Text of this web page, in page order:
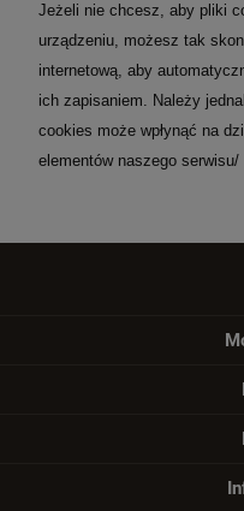
Jeżeli nie chcesz, aby pliki
urządzeniu, możesz tak
internetową, aby
ich zapisaniem. Należy
cookies może wpłynąć na
elementów naszego serwisu/